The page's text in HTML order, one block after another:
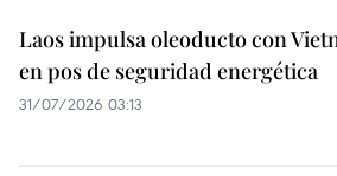
Laos impulsa oleoducto con
en pos de seguridad energética
31/07/2026 03:13